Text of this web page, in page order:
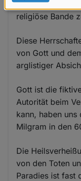
Wem bitte ist
religiöse Bande
Diese
von Gott und
arglistiger
Gott ist die
Autorität beim
kann, haben
Milgram in den
Die
von den Toten
Paradies ist fast
Daten
und
Cookies